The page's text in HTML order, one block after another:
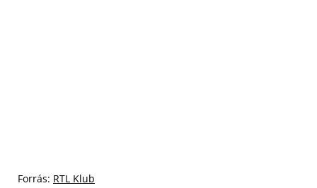
Forrás: RTL Klub